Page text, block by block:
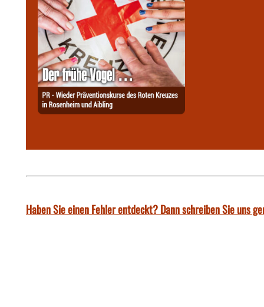
Haben Sie einen Fehler entdeckt? Dann schreiben Sie uns